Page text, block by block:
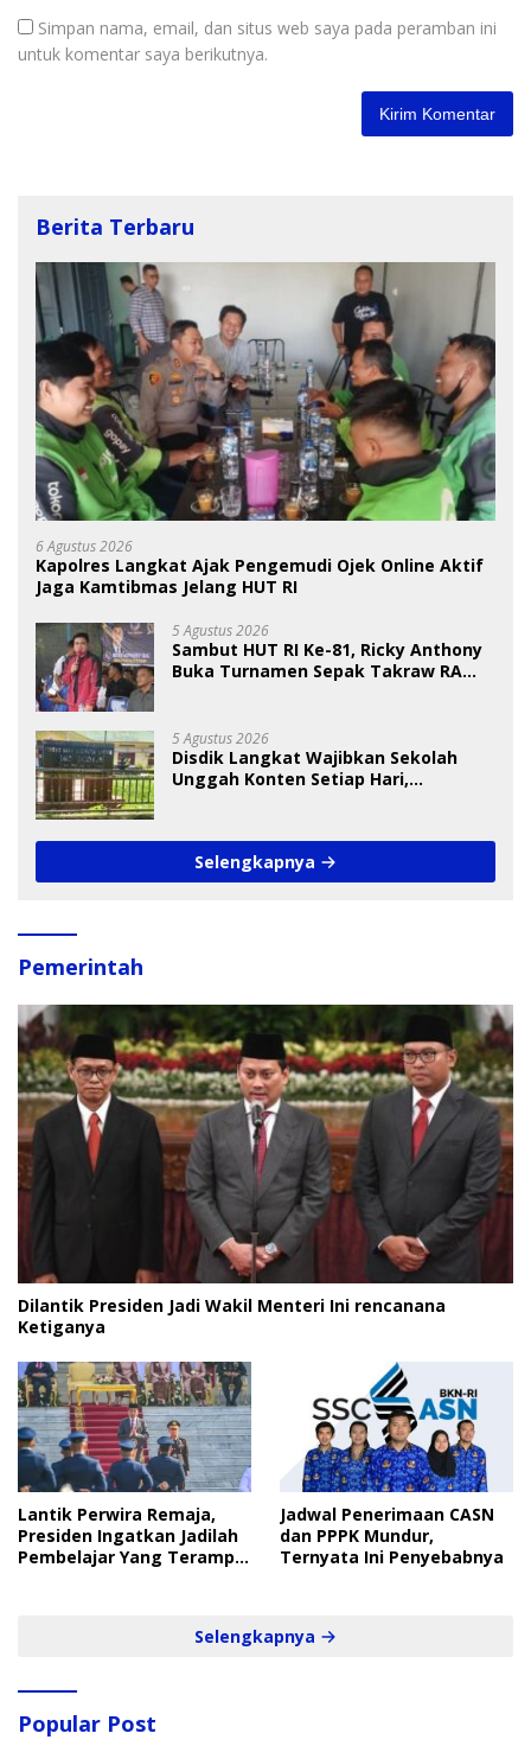
Simpan nama, email, dan situs web saya pada peramban ini
untuk komentar saya berikutnya.
Berita Terbaru
6 Agustus 2026
Kapolres Langkat Ajak Pengemudi Ojek Online Aktif
Jaga Kamtibmas Jelang HUT RI
5 Agustus 2026
Sambut HUT RI Ke-81, Ricky Anthony
Buka Turnamen Sepak Takraw RA
5 Agustus 2026
Disdik Langkat Wajibkan Sekolah
Unggah Konten Setiap Hari,
Selengkapnya
Pemerintah
Dilantik Presiden Jadi Wakil Menteri Ini rencanana
Ketiganya
Lantik Perwira Remaja,
Presiden Ingatkan Jadilah
Pembelajar Yang Terampil
Jadwal Penerimaan CASN
dan PPPK Mundur,
Ternyata Ini Penyebabnya
Selengkapnya
Popular Post